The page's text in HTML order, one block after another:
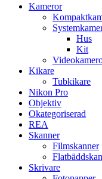
Kameror
Hus
Kit
Kikare
Tubkikare
Nikon Pro
Objektiv
Okategoriserad
REA
Skanner
Filmskanner
Skrivare